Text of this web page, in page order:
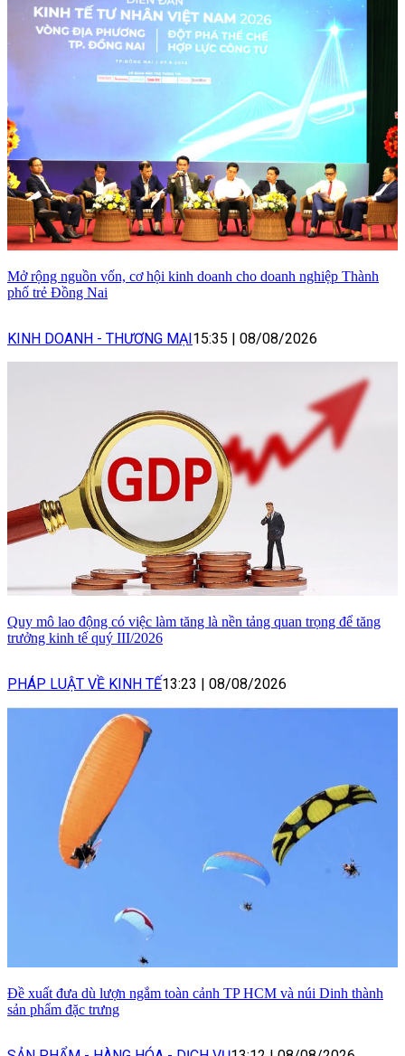
Mở rộng nguồn vốn, cơ hội kinh doanh cho doanh nghiệp Thành
phố trẻ Đồng Nai
KINH DOANH - THƯƠNG MẠI 15:35 08/08/2026
Quy mô lao động có việc làm tăng là nền tảng quan trọng để tăng
trưởng kinh tế quý III/2026
PHÁP LUẬT VỀ KINH TẾ13:23 08/08/2026
Đề xuất đưa dù lượn ngắm toàn cảnh TP HCM và núi Dinh thành
sản phẩm đặc trưng